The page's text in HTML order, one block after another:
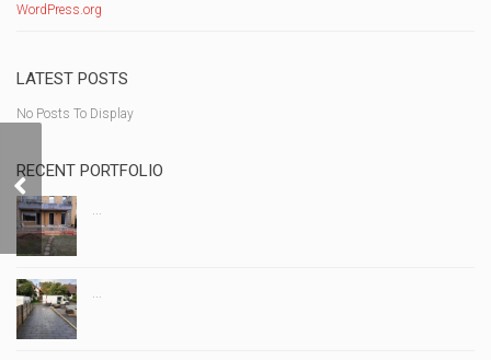
WordPress.org
LATEST POSTS
No Posts To Display
RECENT PORTFOLIO